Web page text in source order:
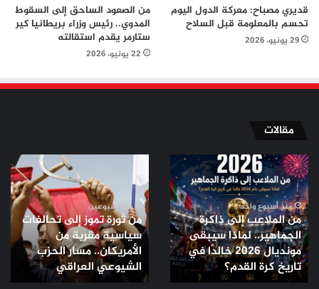
قديري مصباح: معركة الدول اليوم
تحسم بالمعلومة قبل السلاح
29 يونيو، 2026
من الصعود الساحق إلى السقوط
المدوي.. رئيس وزراء بريطانيا كير
ستارمر يقدم استقالته
22 يونيو، 2026
مقالات
من
الملاعب
إلى
ذاكرة
الجماهير..
لماذا
سيبقى
مونديال
2026
منذ أسبوع واحد
من الملاعب إلى ذاكرة
الجماهير.. لماذا سيبقى
مونديال 2026 خالدًا في
تاريخ كرة القدم؟
ثورة
تموز
إلى
تحالفات
سياسية
مقربة
من
الأمريكان..
منذ أسبوعين
من ثورة تموز إلى تحالفات
سياسية مقربة من
الأمريكان.. مسار الحزب
الشيوعي العراقي